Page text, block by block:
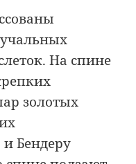
На спине
золотых
Бендеру